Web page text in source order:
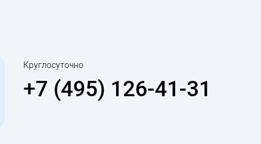
Круглосуточно
+7 (495) 126-41-31